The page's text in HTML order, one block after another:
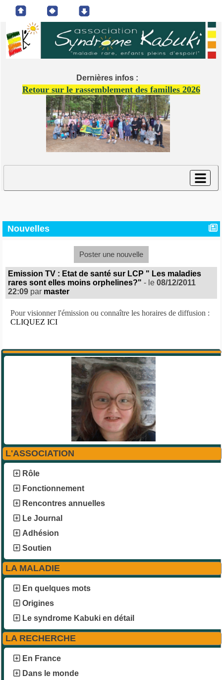
Dernières infos :
Retour sur le rassemblement des familles 2026
L'ASSOCIATION
Rôle
Fonctionnement
Rencontres annuelles
Le Journal
Adhésion
Soutien
LA MALADIE
En quelques mots
Origines
Le syndrome Kabuki en détail
LA RECHERCHE
En France
Dans le monde
Nouvelles
Poster une nouvelle
Emission TV : Etat de santé sur LCP " Les maladies
rares sont elles moins orphelines?" - le 08/12/2011
22:09par master
Pour visionner l'émission ou connaître les horaires de diffusion :
CLIQUEZ ICI